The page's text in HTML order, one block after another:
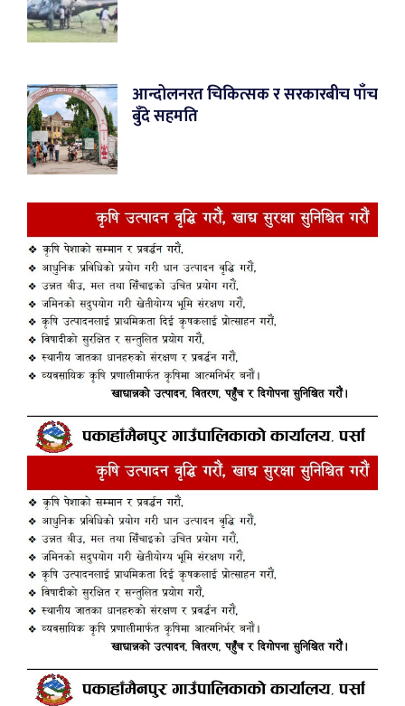
आन्दोलनरत चिकित्सक र सरकारबीच पाँच
बुँदे सहमति